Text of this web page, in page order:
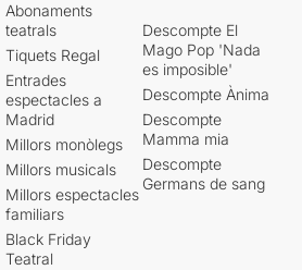
Abonaments
teatrals
Tiquets Regal
Entrades
espectacles a
Madrid
Millors monòlegs
Millors musicals
Millors espectacles
familiars
Black Friday
Teatral
Descompte El
Mago Pop 'Nada
es imposible'
Descompte Ànima
Descompte
Mamma mia
Descompte
Germans de sang